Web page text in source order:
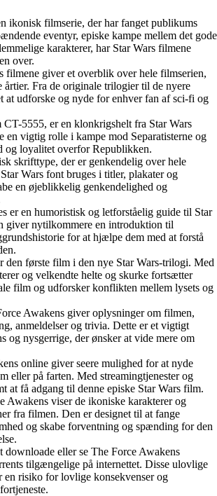
ikonisk filmserie, der har fanget publikums
eventyr, episke kampe mellem det gode
karakterer, har Star Wars filmene
over.
filmene giver et overblik over hele filmserien,
årtier. Fra de originale trilogier til de nyere
at udforske og nyde for enhver fan af sci-fi og
CT-5555, er en klonkrigshelt fra Star Wars
en vigtig rolle i kampe mod Separatisterne og
og loyalitet overfor Republikken.
skrifttype, der er genkendelig over hele
Wars font bruges i titler, plakater og
en øjeblikkelig genkendelighed og
er en humoristisk og letforståelig guide til Star
giver nytilkommere en introduktion til
for at hjælpe dem med at forstå
den første film i den nye Star Wars-trilogi. Med
og velkendte helte og skurke fortsætter
film og udforsker konflikten mellem lysets og
Awakens giver oplysninger om filmen,
anmeldelser og trivia. Dette er et vigtigt
og nysgerrige, der ønsker at vide mere om
online giver seere mulighed for at nyde
eller på farten. Med streamingtjenester og
at få adgang til denne episke Star Wars film.
Awakens viser de ikoniske karakterer og
fra filmen. Den er designet til at fange
og skabe forventning og spænding for den
downloade eller se The Force Awakens
tilgængelige på internettet. Disse ulovlige
risiko for lovlige konsekvenser og